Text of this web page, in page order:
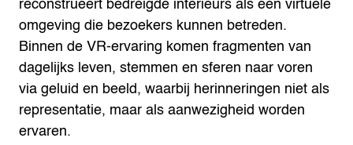
omgeving die bezoekers kunnen betreden.
Binnen de VR-ervaring komen fragmenten van
dagelijks leven, stemmen en sferen naar voren
via geluid en beeld, waarbij herinneringen niet als
representatie, maar als aanwezigheid worden
ervaren.